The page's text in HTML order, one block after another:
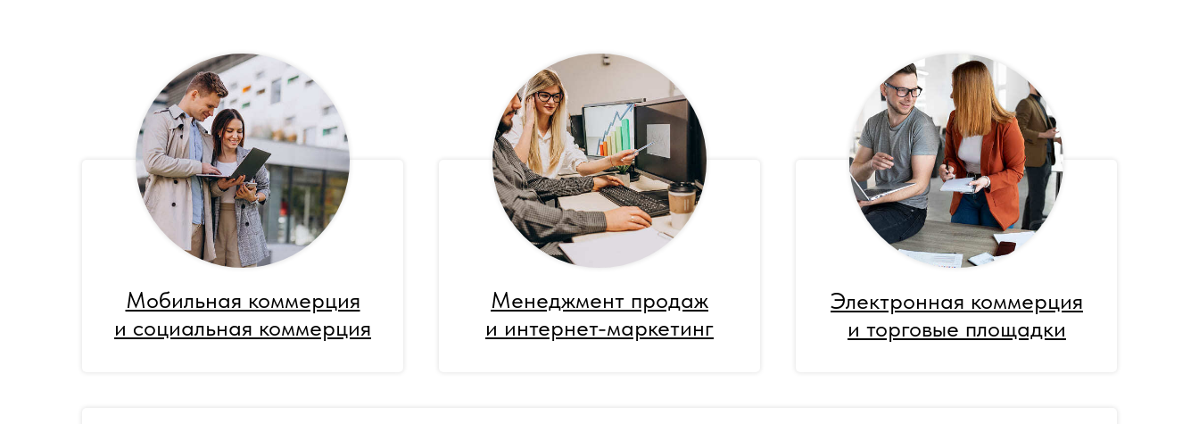
Мобильная коммерция
и социальная коммерция
Менеджмент продаж
и интернет-маркетинг
Электронная коммерция
и торговые площадки